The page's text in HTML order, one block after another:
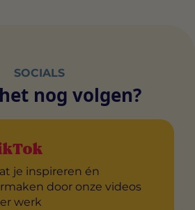
SOCIALS
nog volgen?
je inspireren én
door onze videos
werk